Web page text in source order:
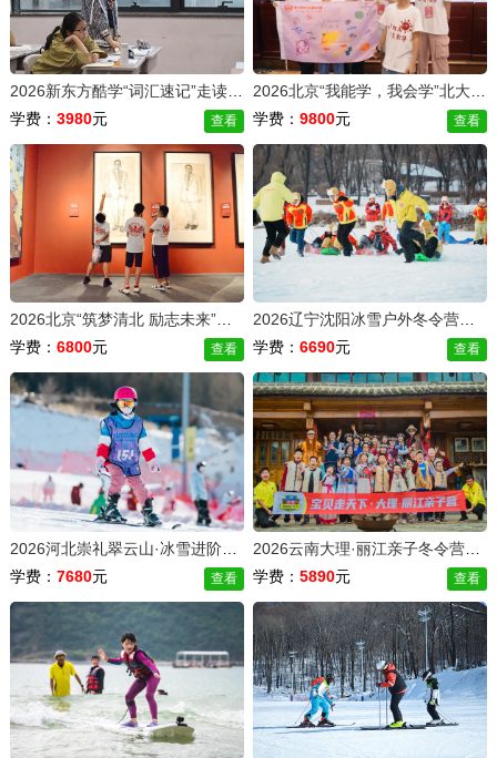
2026新东方酷学“词汇速记”走读冬令营（5天）
学费： 3980元 查看
学费：9800元 查看
2026北京“筑梦清北 励志未来”学习动力激发研学冬令营（6天）
学费： 6800元 查看
2026辽宁沈阳冰雪户外冬令营（6天）
学费：6690元 查看
2026河北崇礼翠云山·冰雪进阶滑雪冬令营（6天）单双板1:3 营房公寓
学费： 7680元 查看
学费：5890元 查看